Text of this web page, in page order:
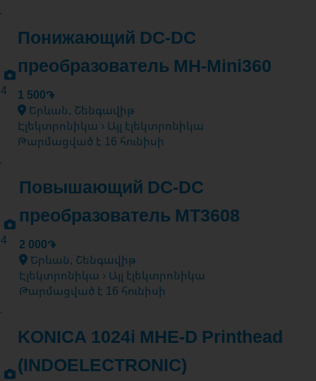
4
Понижающий DC-DC
преобразователь MH-Mini360
1 500֏
Երևան, Շենգավիթ
Էլեկտրոնիկա › Այլ էլեկտրոնիկա
Թարմացված է 16 հունիսի
4
Повышающий DC-DC
преобразователь MT3608
2 000֏
Երևան, Շենգավիթ
Էլեկտրոնիկա › Այլ էլեկտրոնիկա
Թարմացված է 16 հունիսի
KONICA 1024i MHE-D Printhead
(INDOELECTRONIC)